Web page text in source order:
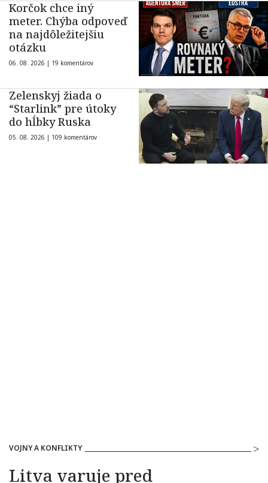
Korčok chce iný
meter. Chýba odpoveď
na najdôležitejšiu
otázku
06. 08. 2026 | 19 komentárov
Zelenskyj žiada o
“Starlink” pre útoky
do hĺbky Ruska
05. 08. 2026 | 109 komentárov
VOJNY A KONFLIKTY
Litva varuje pred